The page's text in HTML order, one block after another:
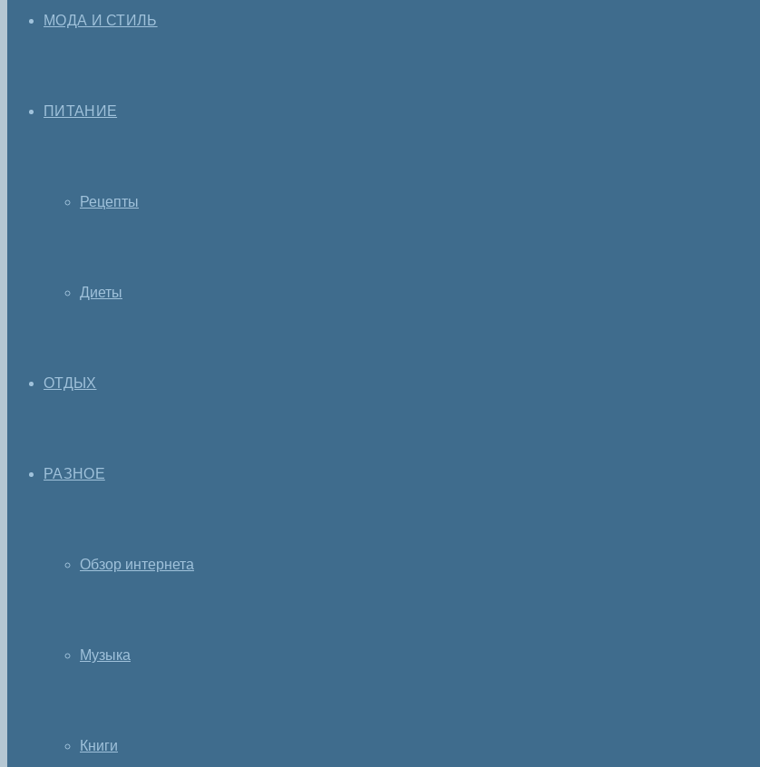
МОДА И СТИЛЬ
ПИТАНИЕ
Рецепты
Диеты
ОТДЫХ
РАЗНОЕ
Обзор интернета
Музыка
Книги